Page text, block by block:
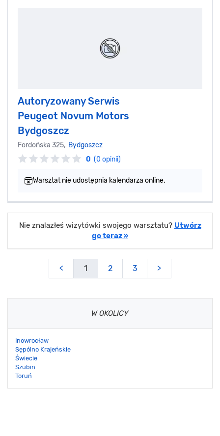
Autoryzowany Serwis
Peugeot Novum Motors
Bydgoszcz
Fordońska 325, Bydgoszcz
0 (0 opinii)
Warsztat nie udostępnia kalendarza online.
Nie znalazłeś wizytówki swojego warsztatu? Utwórz
go teraz »
< 1 2 3 >
W OKOLICY
Inowrocław
Sępólno Krajeńskie
Świecie
Szubin
Toruń